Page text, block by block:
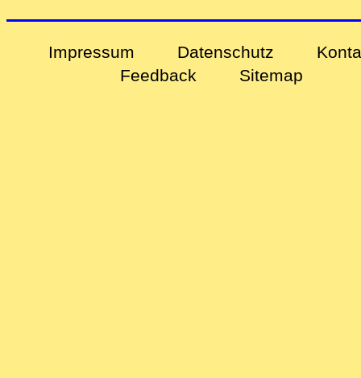
Impressum Datenschutz
Feedback
Sitemap